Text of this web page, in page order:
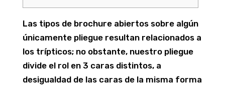
Las tipos de brochure abiertos sobre algún
únicamente pliegue resultan relacionados a
los trípticos; no obstante, nuestro pliegue
divide el rol en 3 caras distintos, a
desigualdad de las caras de la misma forma